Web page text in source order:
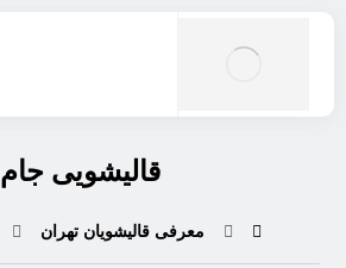
قالیشویی جام
معرفی قالیشویان تهران